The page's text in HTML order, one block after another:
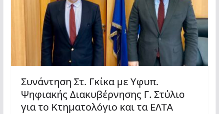
Συνάντηση Στ. Γκίκα με Υφυπ.
Ψηφιακής Διακυβέρνησης Γ. Στύλιο
για το Κτηματολόγιο και τα ΕΛΤΑ